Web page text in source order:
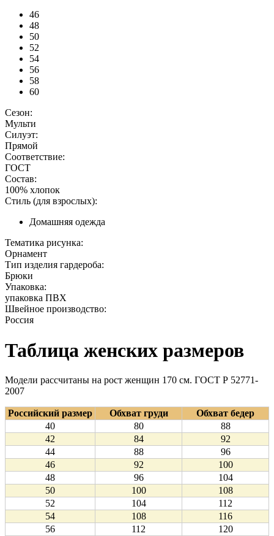
46
48
50
52
54
56
58
60
Сезон:
Мульти
Силуэт:
Прямой
Соответствие:
ГОСТ
Состав:
100% хлопок
Стиль (для взрослых):
Домашняя одежда
Тематика рисунка:
Орнамент
Тип изделия гардероба:
Брюки
Упаковка:
упаковка ПВХ
Швейное производство:
Россия
Таблица женских размеров
Модели рассчитаны на рост женщин 170 см. ГОСТ Р 52771-
2007
Российский размер Обхват груди
Обхват бедер
40
80
88
42
84
92
44
88
96
46
92
100
48
96
104
50
100
108
52
104
112
54
108
116
56
112
120